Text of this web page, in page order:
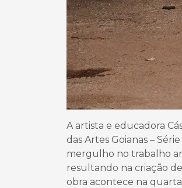
A artista e educadora
das Artes Goianas –
mergulho no trabalho
resultando na criação
obra acontece na